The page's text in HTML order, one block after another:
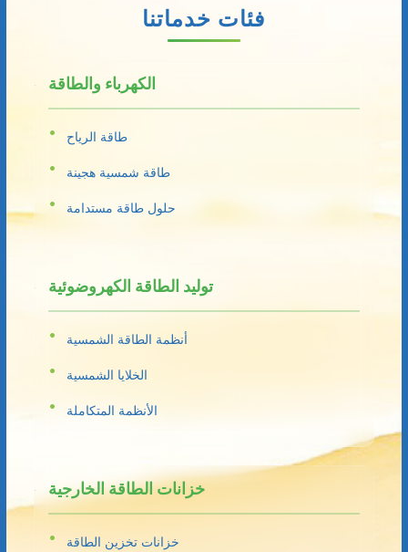
فئات خدماتنا
الكهرباء والطاقة
طاقة الرياح
طاقة شمسية هجينة
حلول طاقة مستدامة
توليد الطاقة الكهروضوئية
أنظمة الطاقة الشمسية
الخلايا الشمسية
الأنظمة المتكاملة
خزانات الطاقة الخارجية
خزانات تخزين الطاقة